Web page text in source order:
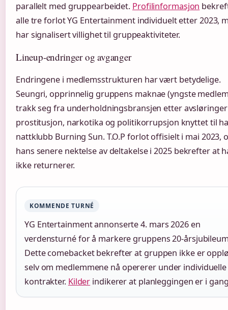
parallelt med gruppearbeidet. Profilinformasjon
alle tre forlot YG Entertainment individuelt etter 2023,
har signalisert villighet til gruppeaktiviteter.
Lineup-endringer og avganger
Endringene i medlemsstrukturen har vært betydelige.
Seungri, opprinnelig gruppens maknae (yngste
trakk seg fra underholdningsbransjen etter
prostitusjon, narkotika og politikorrupsjon knyttet til
nattklubb Burning Sun. T.O.P forlot offisielt i mai 2023,
hans senere nektelse av deltakelse i 2025 bekrefter at
ikke returnerer.
KOMMENDE TURNÉ
YG Entertainment annonserte 4. mars 2026 en
verdensturné for å markere gruppens 20-
Dette comebacket bekrefter at gruppen ikke er
selv om medlemmene nå opererer under individuelle
kontrakter. Kilder indikerer at planleggingen er i